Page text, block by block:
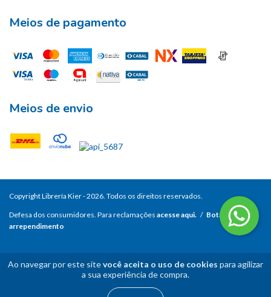
Ao navegar por este sitevocê aceita o uso de cookies para agilizar
a sua experiência de compra.
Meios de pagamento
Meios de envio
Copyright Librería Kier - 2026. Todos os direitos reservados.
Defesa dos consumidores. Para reclamações acesse aqui. / Botão de
arrependimento